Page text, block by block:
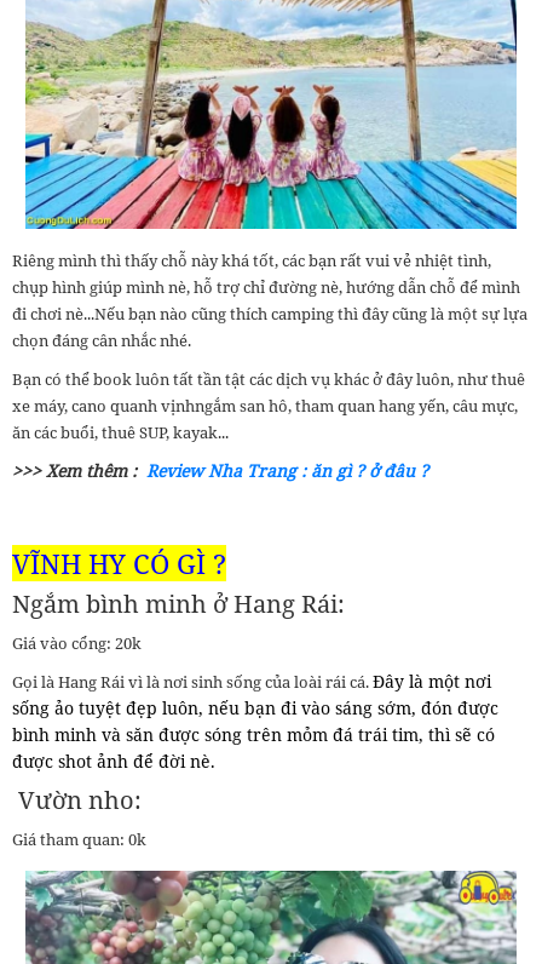
Riêng mình thì thấy chỗ này khá tốt, các bạn rất vui vẻ nhiệt tình,
chụp hình giúp mình nè, hỗ trợ chỉ đường nè, hướng dẫn chỗ để mình
đi chơi nè...Nếu bạn nào cũng thích camping thì đây cũng là một sự lựa
chọn đáng cân nhắc nhé.
Bạn có thể book luôn tất tần tật các dịch vụ khác ở đây luôn, như thuê
xe máy, cano quanh vịnhngắm san hô, tham quan hang yến, câu mực,
ăn các buổi, thuê SUP, kayak...
>>> Xem thêm :Review Nha Trang : ăn gì ? ở đâu ?
VĨNH HY CÓ GÌ ?
Ngắm bình minh ở Hang Rái:
Giá vào cổng: 20k
Gọi là Hang Rái vì là nơi sinh sống của loài rái cá.Đây là một nơi
sống ảo tuyệt đẹp luôn, nếu bạn đi vào sáng sớm, đón được
bình minh và săn được sóng trên mỏm đá trái tim, thì sẽ có
được shot ảnh để đời nè.
Vườn nho:
Giá tham quan: 0k